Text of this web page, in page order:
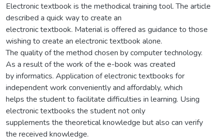
Electronic textbook is the methodical training tool. The article
described a quick way to create an
electronic textbook. Material is offered as guidance to those
wishing to create an electronic textbook alone.
The quality of the method chosen by computer technology.
As a result of the work of the e-book was created
by informatics. Application of electronic textbooks for
independent work conveniently and affordably, which
helps the student to facilitate difficulties in learning. Using
electronic textbooks the student not only
supplements the theoretical knowledge but also can verify
the received knowledge.